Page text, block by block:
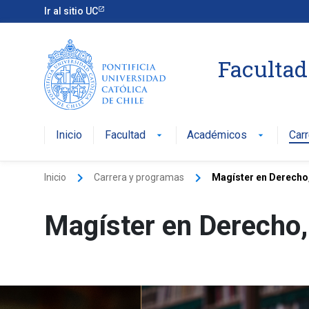
Ir al sitio UC
Inicio Facultad arrow_drop_down Académicos arrow_drop_down
Inicio keyboard_arrow_right Carrera y programas keyboard_arrow_right Magíster en
Magíster en